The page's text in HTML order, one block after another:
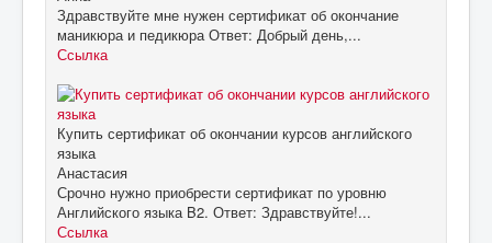
Здравствуйте мне нужен сертификат об окончание
маникюра и педикюра Ответ: Добрый день,...
Ссылка
Купить сертификат об окончании курсов английского
языка
Анастасия
Срочно нужно приобрести сертификат по уровню
Английского языка B2. Ответ: Здравствуйте!...
Ссылка